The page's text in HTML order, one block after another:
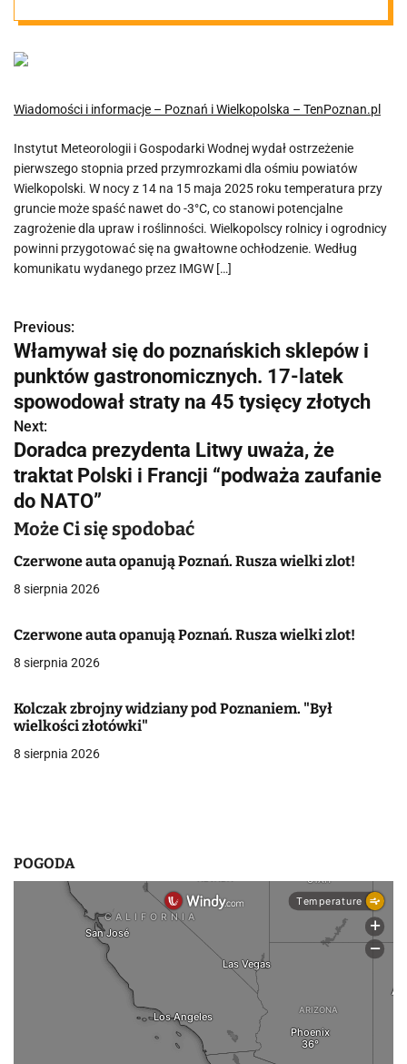
mieszkańców
Wielkopolski
Wiadomości i informacje – Poznań i Wielkopolska – TenPoznan.pl
Instytut Meteorologii i Gospodarki Wodnej wydał ostrzeżenie
pierwszego stopnia przed przymrozkami dla ośmiu powiatów
Wielkopolski. W nocy z 14 na 15 maja 2025 roku temperatura przy
gruncie może spaść nawet do -3°C, co stanowi potencjalne
zagrożenie dla upraw i roślinności. Wielkopolscy rolnicy i ogrodnicy
powinni przygotować się na gwałtowne ochłodzenie. Według
komunikatu wydanego przez IMGW […]
N
a
w
i
g
a
c
j
w
i
s
Previous:
Włamywał się do poznańskich sklepów i
punktów gastronomicznych. 17-latek
spowodował straty na 45 tysięcy złotych
Next:
Doradca prezydenta Litwy uważa, że
traktat Polski i Francji “podważa zaufanie
do NATO”
Może Ci się spodobać
Czerwone auta opanują Poznań. Rusza wielki zlot!
8 sierpnia 2026
Czerwone auta opanują Poznań. Rusza wielki zlot!
8 sierpnia 2026
Kolczak zbrojny widziany pod Poznaniem. "Był
wielkości złotówki"
8 sierpnia 2026
POGODA